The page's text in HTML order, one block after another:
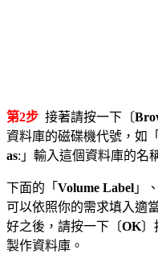
第2步 接著請按一下〔
資料庫的磁碟機代號，如
as:」輸入這個資料庫的名
下面的「 Volume Label 」
可以依照你的需求填入適
好之後，請按一下〔OK〕
製作資料庫。